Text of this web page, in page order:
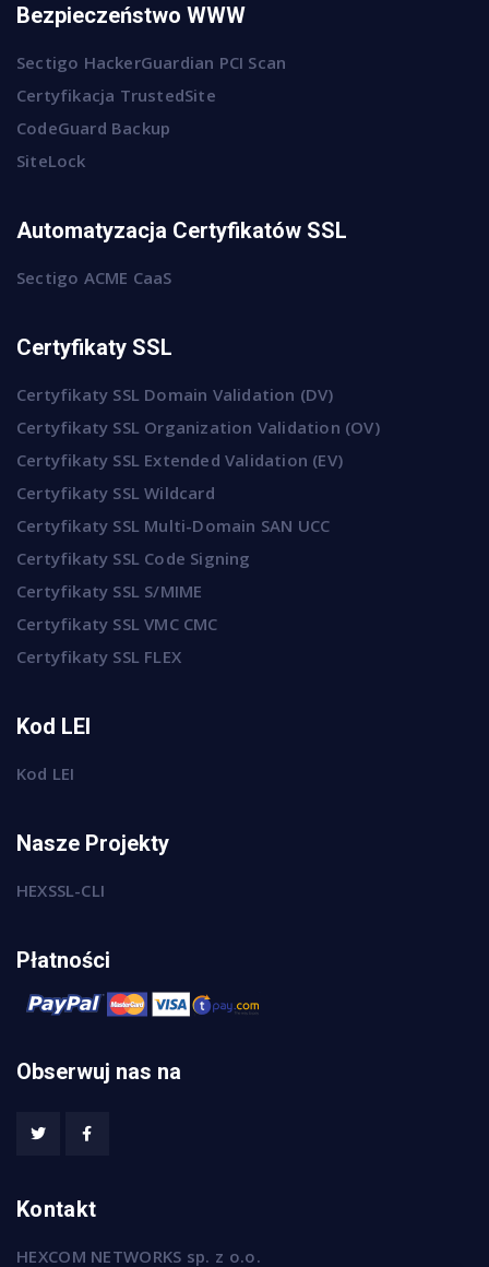
Bezpieczeństwo WWW
Sectigo HackerGuardian PCI Scan
Certyfikacja TrustedSite
CodeGuard Backup
SiteLock
Automatyzacja Certyfikatów SSL
Sectigo ACME CaaS
Certyfikaty SSL
Certyfikaty SSL Domain Validation (DV)
Certyfikaty SSL Organization Validation (OV)
Certyfikaty SSL Extended Validation (EV)
Certyfikaty SSL Wildcard
Certyfikaty SSL Multi-Domain SAN UCC
Certyfikaty SSL Code Signing
Certyfikaty SSL S/MIME
Certyfikaty SSL VMC CMC
Certyfikaty SSL FLEX
Kod LEI
Kod LEI
Nasze Projekty
HEXSSL-CLI
Płatności
Obserwuj nas na
Kontakt
HEXCOM NETWORKS sp. z o.o.